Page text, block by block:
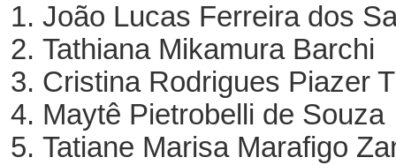
João Lucas Ferreira dos
Tathiana Mikamura Barchi
Cristina Rodrigues Piazer
Maytê Pietrobelli de Souza
Tatiane Marisa Marafigo